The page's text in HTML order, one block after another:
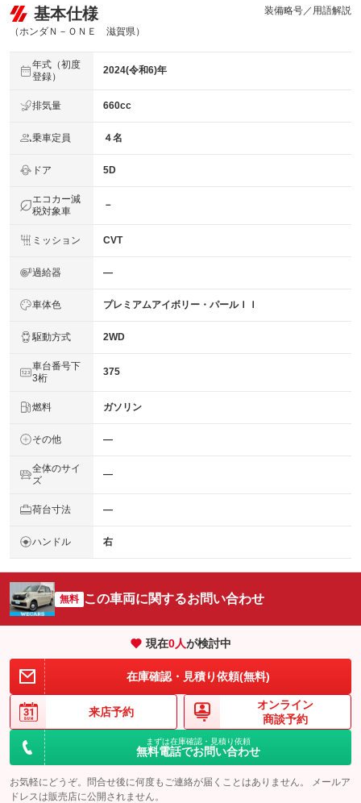
基本仕様
（ホンダＮ－ＯＮＥ 滋賀県）
装備略号／用語解説
年式（初度
登録）
2024(令和6)年
排気量 660cc
乗車定員 ４名
ドア 5D
エコカー減
税対象車
－
ミッション CVT
過給器 ―
車体色 プレミアムアイボリー・パールＩＩ
駆動方式 2WD
車台番号下
3桁
375
燃料 ガソリン
その他 ―
全体のサイ
ズ
―
荷台寸法 ―
ハンドル 右
無料 この車両に関するお問い合わせ
現在0人が検討中
在庫確認・見積り依頼(無料)
来店予約
オンライン
商談予約
まずは在庫確認・見積り依頼
無料電話でお問い合わせ
お気軽にどうぞ。問合せ後に何度もご連絡が届くことはありません。 メールア
ドレスは販売店に公開されません。